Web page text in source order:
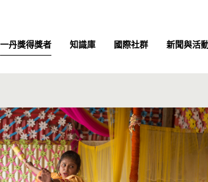
一丹獎得獎者 知識庫 國際社群 新聞與活